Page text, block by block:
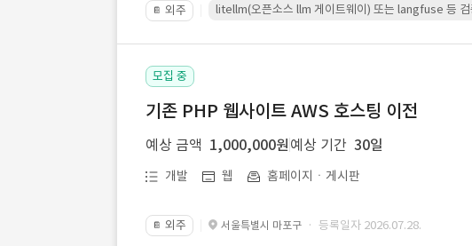
📔 외주 litellm(오픈소스 llm 게이트웨이) 또는 langfuse 등
모집 중
기존 PHP 웹사이트 AWS 호스팅 이전
예상 금액 1,000,000원 예상 기간 30일
개발 웹 홈페이지ㆍ게시판
📔 외주 서울특별시 마포구 · 등록일자 2026.07.28.